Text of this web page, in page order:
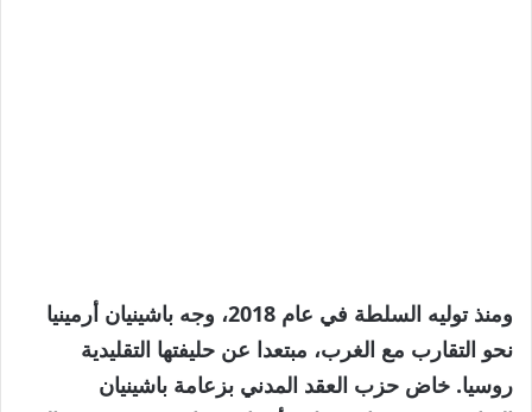
ومنذ توليه السلطة في عام 2018، وجه باشينيان أرمينيا
نحو التقارب مع الغرب، مبتعدا عن حليفتها التقليدية
روسيا. خاض حزب العقد المدني بزعامة باشينيان